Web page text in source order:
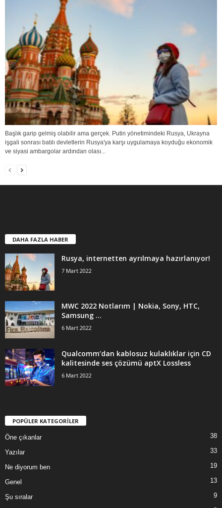
Başlık garip gelmiş olabilir ama gerçek. Putin yönetimindeki Rusya, Ukrayna
işgali sonrası batılı devletlerin Rusya'ya karşı uygulamaya koyduğu ekonomik
ve siyasi ambargolar ardından olası...
DAHA FAZLA HABER
Rusya, internetten ayrılmaya hazırlanıyor!
7 Mart 2022
MWC 2022 Notlarım | Nokia, Sony, HTC,
Samsung …
6 Mart 2022
Qualcomm’dan kablosuz kulaklıklar için CD
kalitesinde ses çözümü aptX Lossless
6 Mart 2022
POPÜLER KATEGORİLER
Öne çıkanlar 38
Yazılar 33
Ne diyorum ben 19
Genel 13
Şu sıralar
9